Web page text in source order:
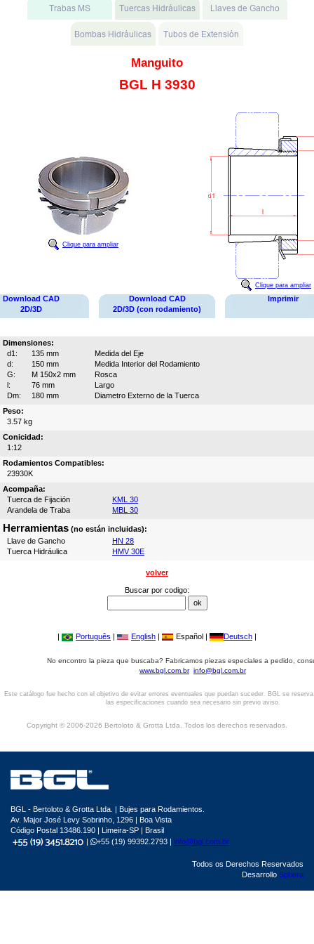
Manguito
BGL H 3930
Clique para ampliar
Clique para ampliar
Download CAD
2D/3D
Download CAD
2D/3D (con rodamiento)
Imprimir
Dimensiones:
d1:
135 mm
Medida del Eje
d:
150 mm
Medida Interior del Rodamiento
G:
M 150x2 mm
Rosca
l:
76 mm
Largo
Dm:
180 mm
Diametro Externo de la Tuerca
Peso:
3.57 kg
Conicidad:
1:12
Rodamientos Compatibles:
23930K
Acompaña:
Tuerca de Fijación
KML 30
Arandela de Traba
MBL 30
Herramientas (no están incluidas):
Llave de Gancho
HN 28
Tuerca Hidráulica
HMV 30E
volver
Buscar por codigo:
| Português | English | Español | Deutsch |
No encontro la pieza que buscaba? Fabricamos piezas especiales a pedido,
www.bgl.com.br info@bgl.com.br
Este catálogo fue hecho con el objetivo de evitar errores eventuales que puedan suceder. BGL se
las especificaciones cuando sea necesario sin previo aviso.
Copyright © 2006-2026 Bertoloto & Grotta Ltda. Todos los derechos reservados.
BGL - Bertoloto & Grotta Ltda. | Bujes para Rodamientos.
Av. Major José Levy Sobrinho, 1296 | Boa Vista
Código Postal 13486.190 | Limeira-SP | Brasil
|
+55 (19) 99392.2793 | info@bgl.com.br
Todos os Derechos Reservados
Desarrollo Sphera